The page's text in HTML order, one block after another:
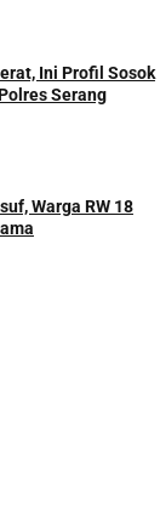
Ini Profil Sosok
Serang
Warga RW 18